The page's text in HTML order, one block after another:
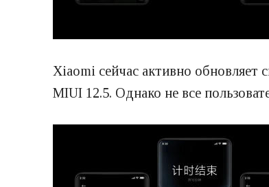
Xiaomi сейчас активно
MIUI 12.5. Однако не все